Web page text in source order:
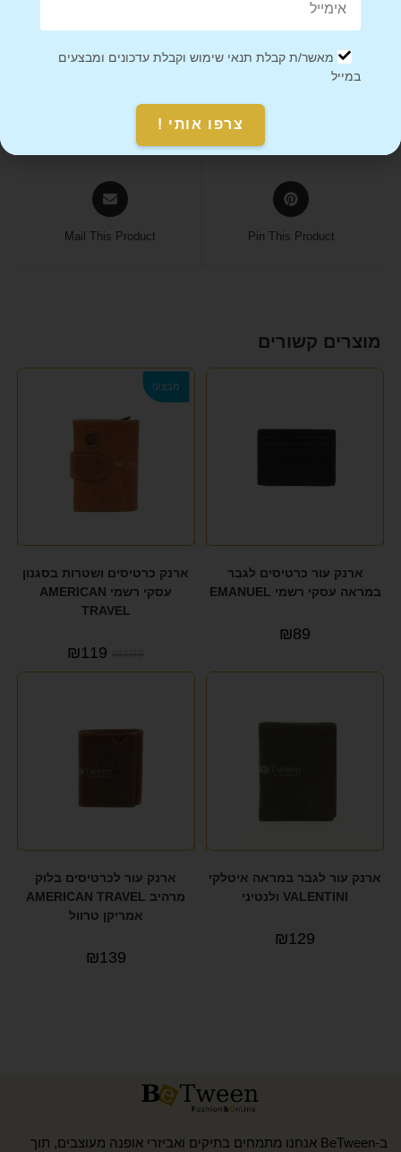
Tweet This Product
Share on Facebook
Pin This Product
Mail This Product
מוצרים קשורים
ארנק עור כרטיסים לגבר
במראה עסקי רשמי EMANUEL
₪89
מבצע!
ארנק כרטיסים ושטרות בסגנון
עסקי רשמי AMERICAN
TRAVEL
₪199
₪119
ארנק עור לגבר במראה איטלקי
VALENTINI ולנטיני
₪129
ארנק עור לכרטיסים בלוק
מרהיב AMERICAN TRAVEL
אמריקן טרוול
₪139
ב-BeTween אנחנו מתמחים בתיקים ואביזרי אופנה מעוצבים, תוך
מאשר/ת קבלת תנאי שימוש וקבלת עדכונים ומבצעים
במייל
צרפו אותי !